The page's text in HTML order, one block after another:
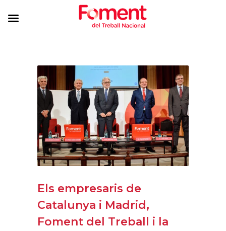
Els empresaris de
Catalunya i Madrid,
Foment del Treball i la